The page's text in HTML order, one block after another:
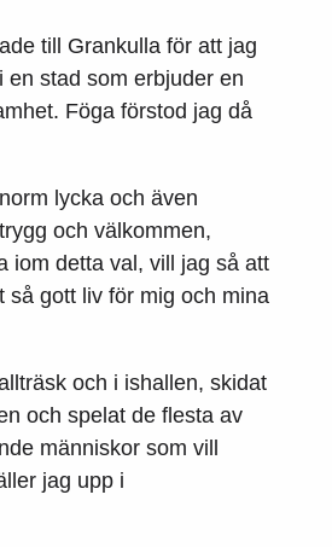
till Grankulla för att jag
stad som erbjuder en
Föga förstod jag då
lycka och även
och välkommen,
iom detta val, vill jag så att
så gott liv för mig och mina
och i ishallen, skidat
och spelat de flesta av
människor som vill
jag upp i